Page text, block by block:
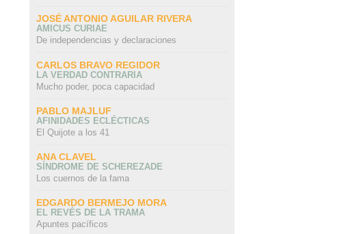
JOSÉ ANTONIO AGUILAR RIVERA
AMICUS CURIAE
De independencias y declaraciones
CARLOS BRAVO REGIDOR
LA VERDAD CONTRARIA
Mucho poder, poca capacidad
PABLO MAJLUF
AFINIDADES ECLÉCTICAS
El Quijote a los 41
ANA CLAVEL
SÍNDROME DE SCHEREZADE
Los cuernos de la fama
EDGARDO BERMEJO MORA
EL REVÉS DE LA TRAMA
Apuntes pacíficos